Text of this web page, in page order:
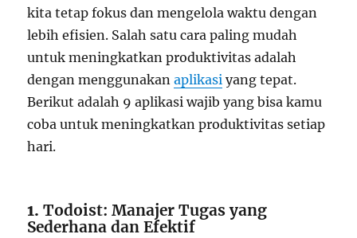
kita tetap fokus dan mengelola waktu dengan
lebih efisien. Salah satu cara paling mudah
untuk meningkatkan produktivitas adalah
dengan menggunakanaplikasi yang tepat.
Berikut adalah 9 aplikasi wajib yang bisa kamu
coba untuk meningkatkan produktivitas setiap
hari.
1.Todoist: Manajer Tugas yang
Sederhana dan Efektif